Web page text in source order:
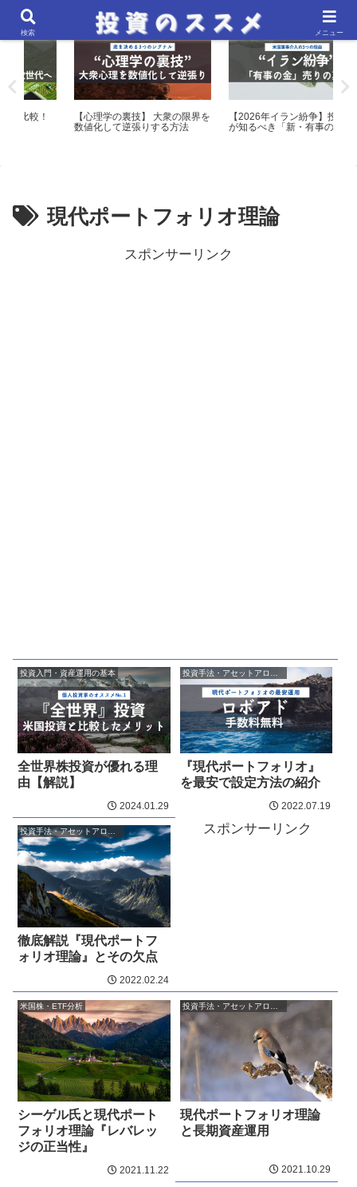
市場心理・テクニカル分析・アノマリー
【心理学の裏技】 大衆の限界を
数値化して逆張りする方法
【2026年イラン紛争】投資家
が知るべき「新・有事の法則」
現代ポートフォリオ理論
スポンサーリンク
投資入門・資産運用の基本
全世界株投資が優れる理
由【解説】
2024.01.29
『現代ポートフォリオ』
を最安で設定方法の紹介
2022.07.19
投資手法・アセットアロケーション
徹底解説『現代ポートフ
ォリオ理論』とその欠点
2022.02.24
スポンサーリンク
米国株・ETF分析
シーゲル氏と現代ポート
フォリオ理論『レバレッ
ジの正当性』
2021.11.22
現代ポートフォリオ理論
と長期資産運用
2021.10.29
検索 メニュー